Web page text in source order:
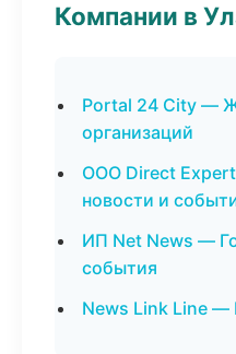
Компании в
Portal 24 City —
организаций
ООО Direct
новости и
ИП Net News —
события
News Link Line —